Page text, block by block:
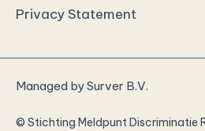
Privacy Statement
© Stichting Meldpunt Discriminatie
Managed bySurver B.V.